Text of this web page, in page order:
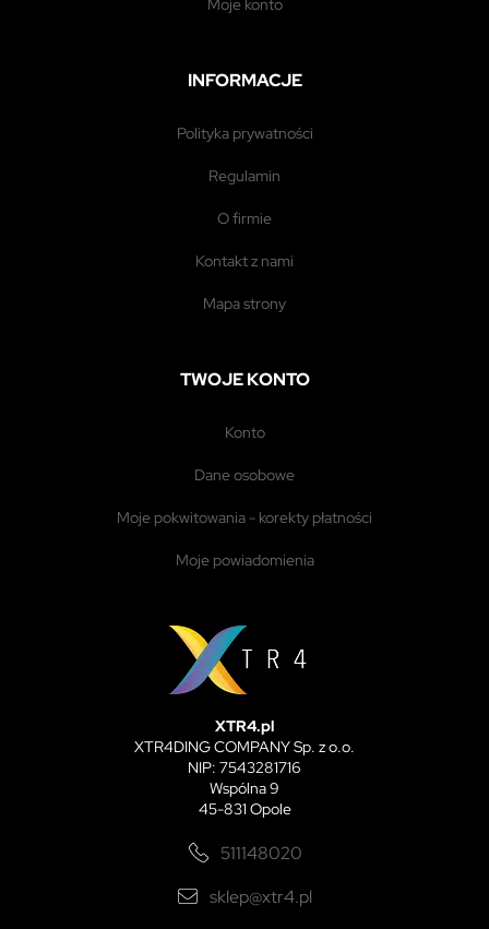
moje konto
INFORMACJE
polityka prywatności
regulamin
o firmie
kontakt z nami
mapa strony
TWOJE KONTO
konto
dane osobowe
moje pokwitowania - korekty płatności
moje powiadomienia
XTR4.pl
XTR4DING COMPANY Sp. z o.o.
NIP: 7543281716
Wspólna 9
45-831 Opole
511148020
sklep@xtr4.pl